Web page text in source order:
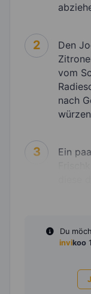
2
Den
vom
nach
3
Ein
Du
invikoo